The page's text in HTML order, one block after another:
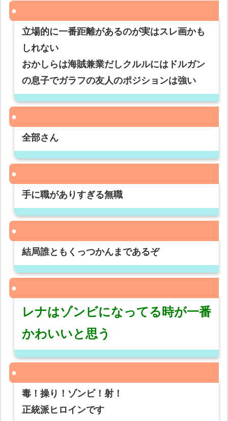
立場的に一番距離があるのが実はスレ画かも
しれない
おかしらは海賊兼業だしクルルにはドルガン
の息子でガラフの友人のポジションは強い
全部さん
手に職がありすぎる無職
結局誰ともくっつかんまであるぞ
レナはゾンビになってる時が一番
かわいいと思う
毒！操り！ゾンビ！射！
正統派ヒロインです